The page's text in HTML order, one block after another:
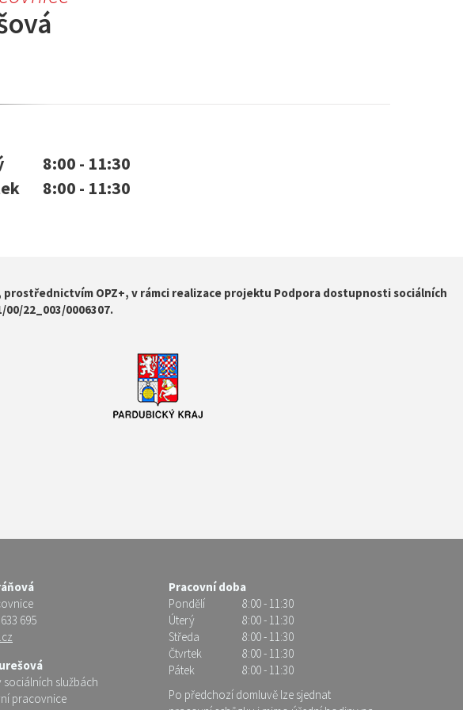
8:00 - 11:30
8:00 - 11:30
prostřednictvím OPZ+, v rámci realizace projektu Podpora dostupnosti sociálních
00/22_003/0006307.
695
sociálních službách
pracovnice
Pracovní doba
Pondělí
Úterý
Středa
Čtvrtek
Pátek
8:00 - 11:30
8:00 - 11:30
8:00 - 11:30
8:00 - 11:30
8:00 - 11:30
Po předchozí domluvě lze sjednat